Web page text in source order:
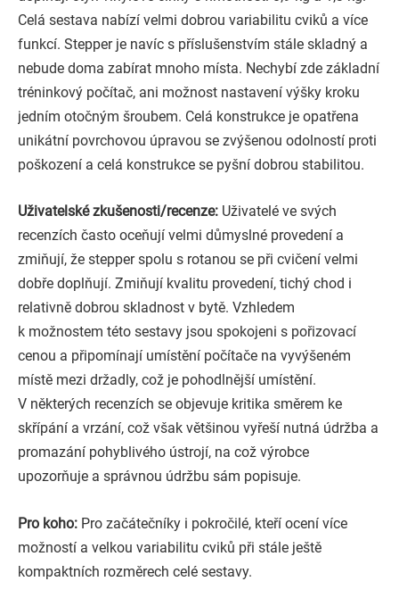
Celá sestava nabízí velmi dobrou variabilitu cviků a více
funkcí. Stepper je navíc s příslušenstvím stále skladný a
nebude doma zabírat mnoho místa. Nechybí zde základní
tréninkový počítač, ani možnost nastavení výšky kroku
jedním otočným šroubem. Celá konstrukce je opatřena
unikátní povrchovou úpravou se zvýšenou odolností proti
poškození a celá konstrukce se pyšní dobrou stabilitou.
Uživatelské zkušenosti/recenze: Uživatelé ve svých
recenzích často oceňují velmi důmyslné provedení a
zmiňují, že stepper spolu s rotanou se při cvičení velmi
dobře doplňují. Zmiňují kvalitu provedení, tichý chod i
relativně dobrou skladnost v bytě. Vzhledem
k možnostem této sestavy jsou spokojeni s pořizovací
cenou a připomínají umístění počítače na vyvýšeném
místě mezi držadly, což je pohodlnější umístění.
V některých recenzích se objevuje kritika směrem ke
skřípání a vrzání, což však většinou vyřeší nutná údržba a
promazání pohyblivého ústrojí, na což výrobce
upozorňuje a správnou údržbu sám popisuje.
Pro koho: Pro začátečníky i pokročilé, kteří ocení více
možností a velkou variabilitu cviků při stále ještě
kompaktních rozměrech celé sestavy.